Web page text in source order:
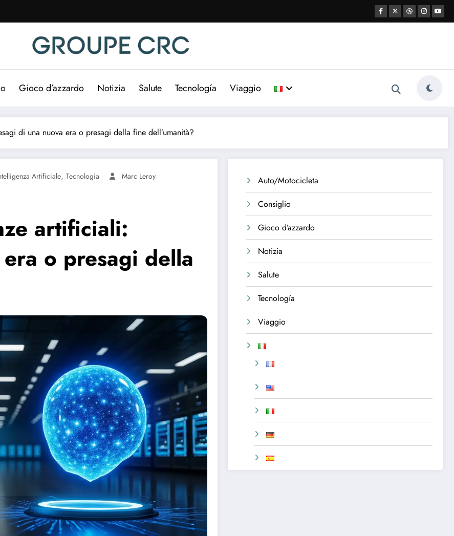
Gioco d’azzardo Notizia Salute Tecnología Viaggio
di una nuova era o presagi della fine dell’umanità?
Artificiale, Tecnologia
Marc Leroy
artificiali:
o presagi della
Auto/Motocicleta
Consiglio
Gioco d’azzardo
Notizia
Salute
Tecnología
Viaggio